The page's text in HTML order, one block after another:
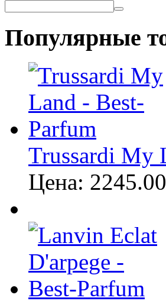
Популярные
Trussardi My
Цена: 2245.00